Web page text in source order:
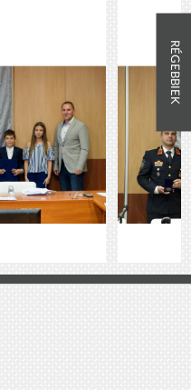
RÉGEBBIEK